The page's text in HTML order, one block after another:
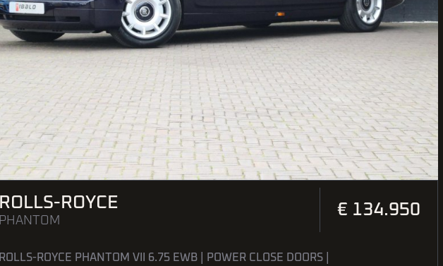
ROLLS-ROYCE
PHANTOM
€ 134.950
ROLLS-ROYCE PHANTOM VII 6.75 EWB | POWER CLOSE DOORS |